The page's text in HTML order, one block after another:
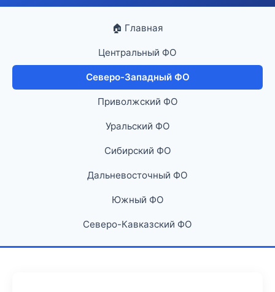
🏠 Главная
Центральный ФО
Северо-Западный ФО
Приволжский ФО
Уральский ФО
Сибирский ФО
Дальневосточный ФО
Южный ФО
Северо-Кавказский ФО